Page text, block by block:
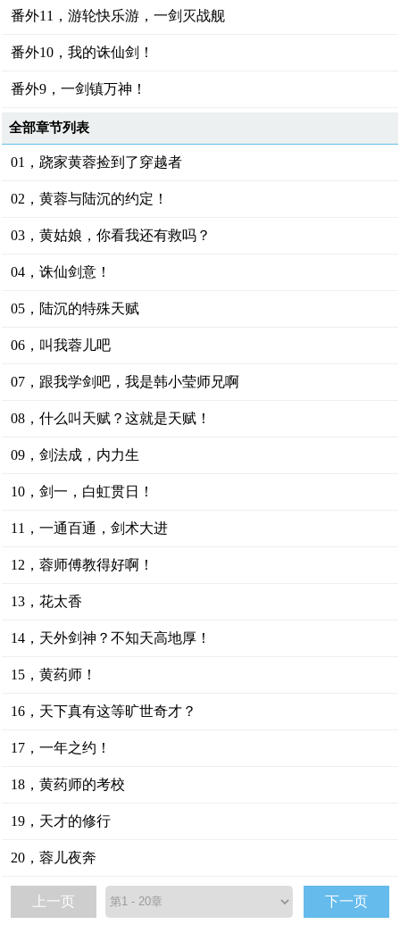
番外11，游轮快乐游，一剑灭战舰
番外10，我的诛仙剑！
番外9，一剑镇万神！
全部章节列表
01，跷家黄蓉捡到了穿越者
02，黄蓉与陆沉的约定！
03，黄姑娘，你看我还有救吗？
04，诛仙剑意！
05，陆沉的特殊天赋
06，叫我蓉儿吧
07，跟我学剑吧，我是韩小莹师兄啊
08，什么叫天赋？这就是天赋！
09，剑法成，内力生
10，剑一，白虹贯日！
11，一通百通，剑术大进
12，蓉师傅教得好啊！
13，花太香
14，天外剑神？不知天高地厚！
15，黄药师！
16，天下真有这等旷世奇才？
17，一年之约！
18，黄药师的考校
19，天才的修行
20，蓉儿夜奔
上一页 下一页